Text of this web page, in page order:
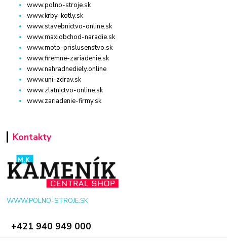
www.polno-stroje.sk
www.krby-kotly.sk
www.stavebnictvo-online.sk
www.maxiobchod-naradie.sk
www.moto-prislusenstvo.sk
www.firemne-zariadenie.sk
www.nahradnediely.online
www.uni-zdrav.sk
www.zlatnictvo-online.sk
www.zariadenie-firmy.sk
Kontakty
WWW.POLNO-STROJE.SK
+421 940 949 000